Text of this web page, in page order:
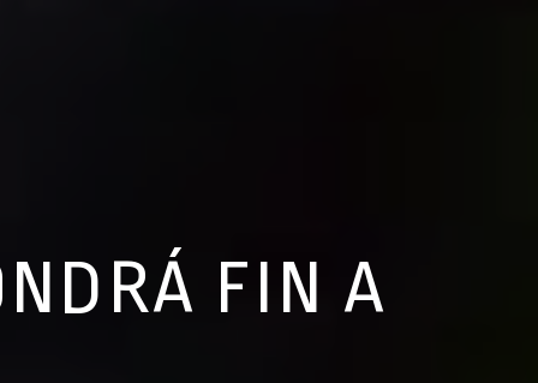
FIN A